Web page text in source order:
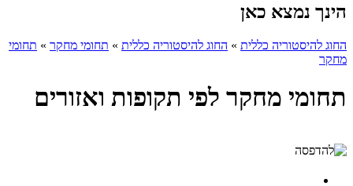
הינך נמצא כאן
החוג להיסטוריה כללית » החוג להיסטוריה כללית » תחומי מחקר » תחומי
מחקר
תחומי מחקר לפי תקופות ואזורים